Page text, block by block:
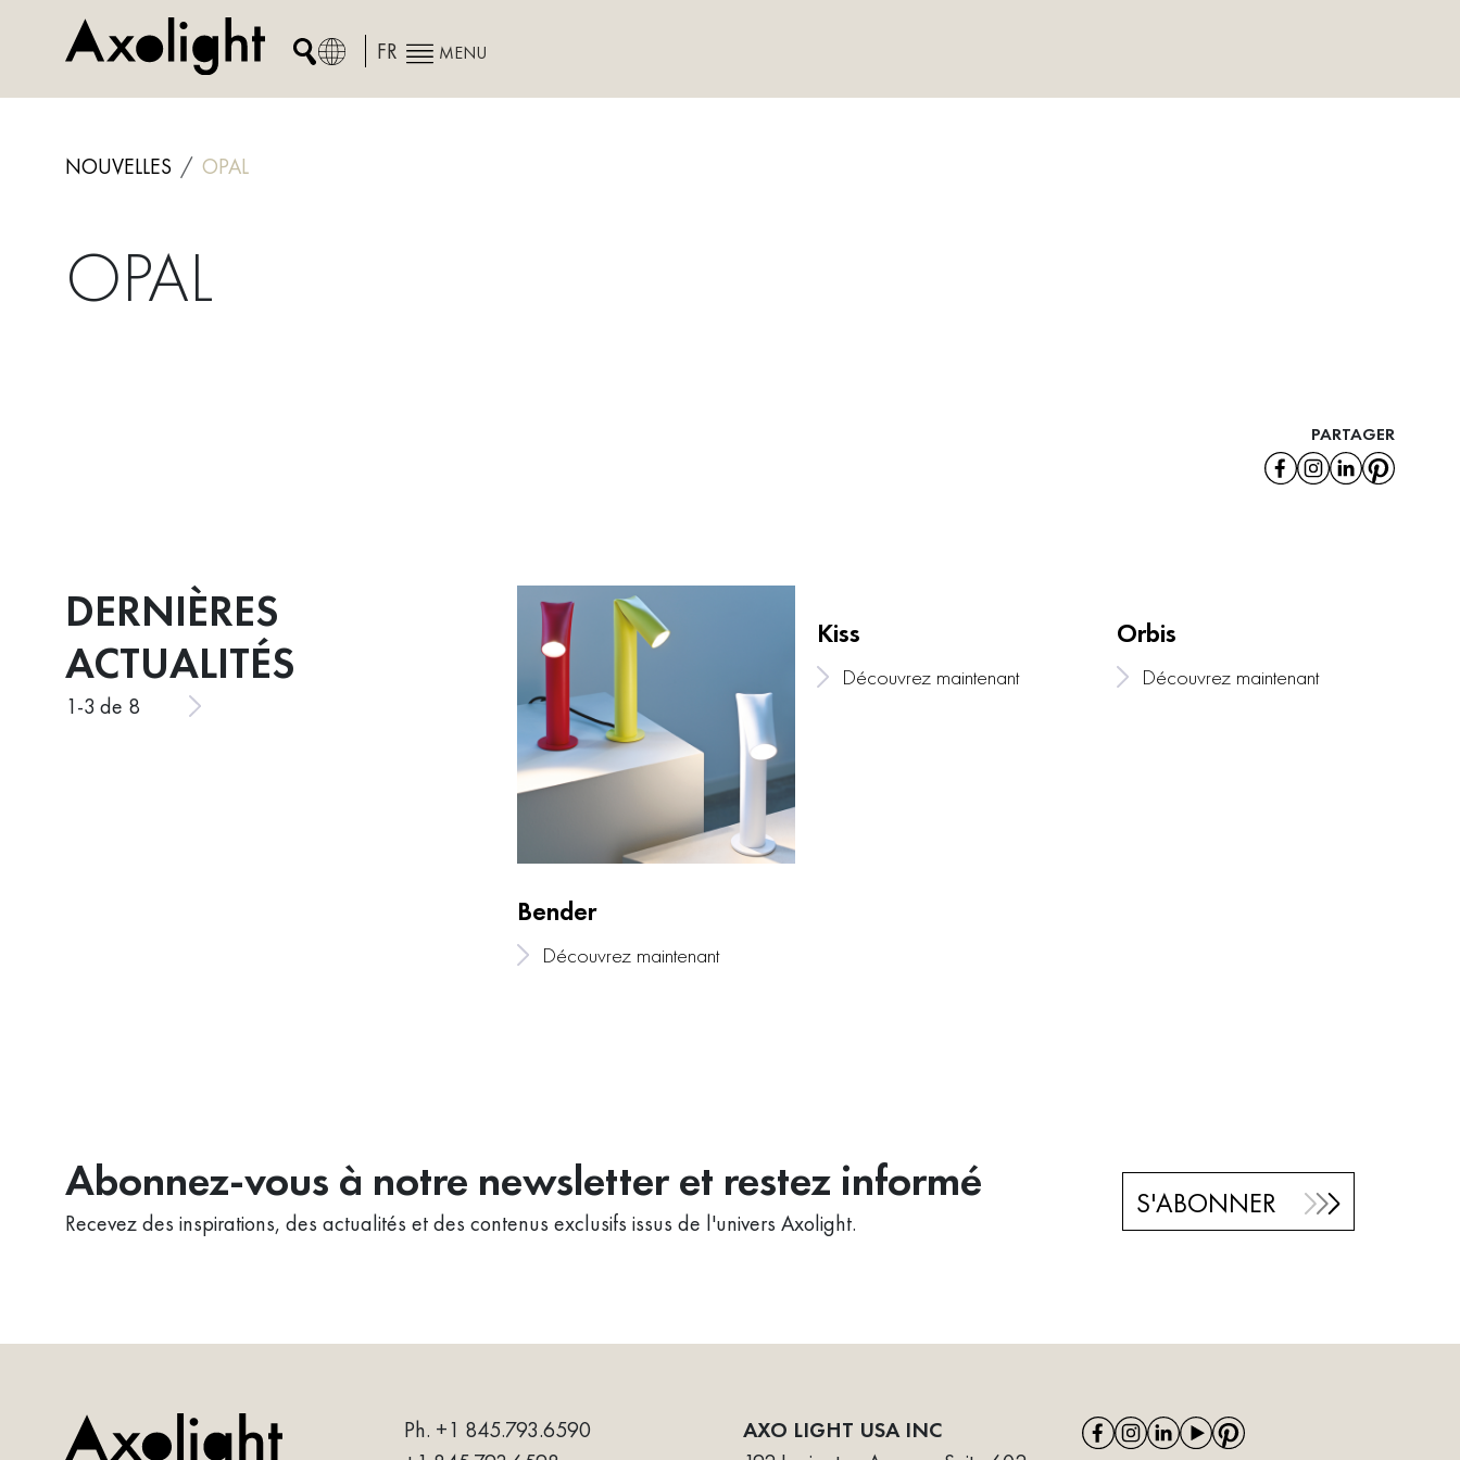
FR MENU
NOUVELLES OPAL
OPAL
PARTAGER
DERNIÈRES
ACTUALITÉS
1-3 de 8
Bender
Découvrez maintenant
Kiss
Découvrez maintenant
Orbis
Découvrez maintenant
Abonnez-vous à notre newsletter et restez informé
Recevez des inspirations, des actualités et des contenus exclusifs issus de l'univers Axolight.
S'ABONNER
Ph. +1 845.793.6590
AXO LIGHT USA INC